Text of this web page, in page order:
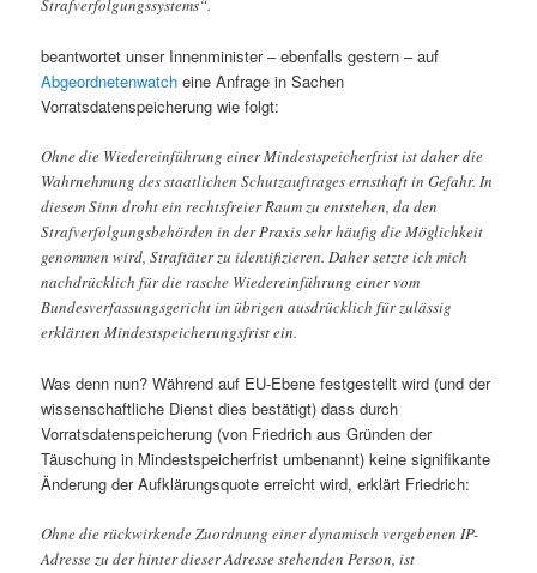
Strafverfolgungssystems“.
beantwortet unser Innenminister – ebenfalls gestern – auf
Abgeordnetenwatch eine Anfrage in Sachen
Vorratsdatenspeicherung wie folgt:
Ohne die Wiedereinführung einer Mindestspeicherfrist ist daher die
Wahrnehmung des staatlichen Schutzauftrages ernsthaft in Gefahr. In
diesem Sinn droht ein rechtsfreier Raum zu entstehen, da den
Strafverfolgungsbehörden in der Praxis sehr häufig die Möglichkeit
genommen wird, Straftäter zu identifizieren. Daher setzte ich mich
nachdrücklich für die rasche Wiedereinführung einer vom
Bundesverfassungsgericht im übrigen ausdrücklich für zulässig
erklärten Mindestspeicherungsfrist ein.
Was denn nun? Während auf EU-Ebene festgestellt wird (und der
wissenschaftliche Dienst dies bestätigt) dass durch
Vorratsdatenspeicherung (von Friedrich aus Gründen der
Täuschung in Mindestspeicherfrist umbenannt) keine signifikante
Änderung der Aufklärungsquote erreicht wird, erklärt Friedrich:
Ohne die rückwirkende Zuordnung einer dynamisch vergebenen IP-
Adresse zu der hinter dieser Adresse stehenden Person, ist